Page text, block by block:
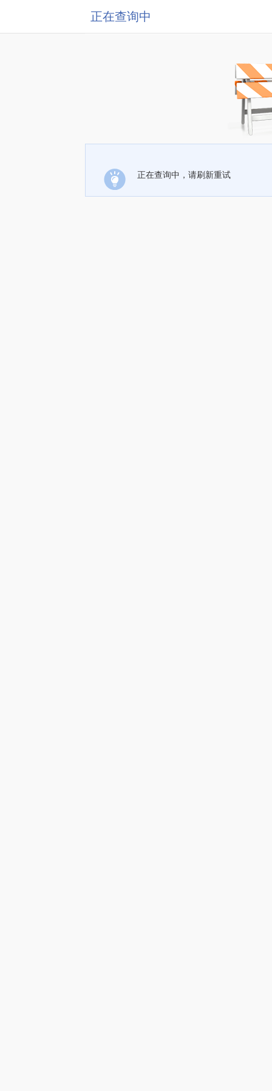
正在查询中
正在查询中，请刷新重试